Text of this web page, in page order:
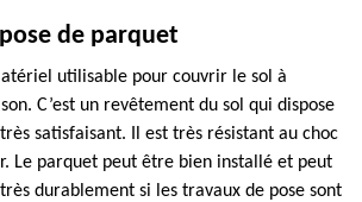
de parquet
utilisable pour couvrir le sol à
C’est un revêtement du sol qui dispose
satisfaisant. Il est très résistant au choc
Le parquet peut être bien installé et peut
durablement si les travaux de pose sont